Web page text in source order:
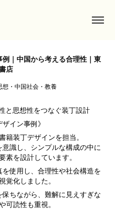
｜中国から考える合理性｜東
店
想・中国社会・教養
と思想性をつなぐ装丁設計
ザイン事例》
籍装丁デザインを担当。
識し、シンプルな構成の中に
素を設計しています。
使用し、合理性や社会構造を
覚化しました。
ちながら、難解に見えすぎな
可読性も重視。